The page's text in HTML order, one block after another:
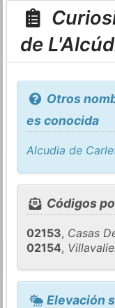
de
Otros
es conocida
Alcudia de
Códigos
02153, Casas
02154,
Elevación